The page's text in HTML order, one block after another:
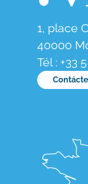
1, place
40000
Tél : +33